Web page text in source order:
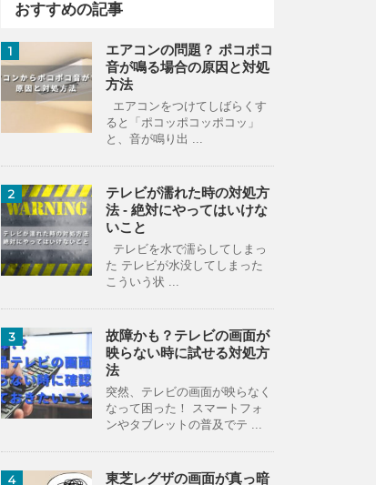
おすすめの記事
1
エアコンの問題？ ポコポコ
音が鳴る場合の原因と対処
方法
エアコンをつけてしばらくす
ると「ポコッポコッポコッ」
と、音が鳴り出 ...
2
テレビが濡れた時の対処方
法 - 絶対にやってはいけな
いこと
テレビを水で濡らしてしまっ
た テレビが水没してしまった
こういう状 ...
3
故障かも？テレビの画面が
映らない時に試せる対処方
法
突然、テレビの画面が映らなく
なって困った！ スマートフォ
ンやタブレットの普及でテ ...
4
東芝レグザの画面が真っ暗